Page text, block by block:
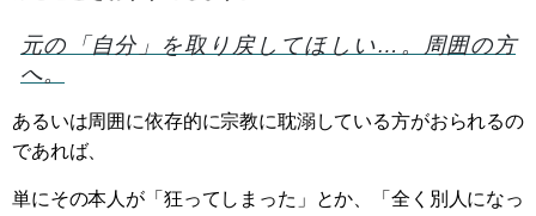
元の「自分」を取り戻してほしい…。周囲の方
へ。
あるいは周囲に依存的に宗教に耽溺している方がおられるの
であれば、
単にその本人が「狂ってしまった」とか、「全く別人になっ